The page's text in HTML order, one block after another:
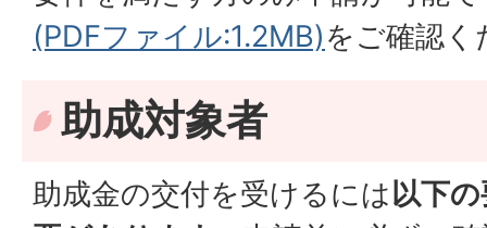
(PDFファイル:1.2MB)をご確認く
助成対象者
助成金の交付を受けるには以下